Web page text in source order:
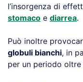
l’insorgenza di
stomaco e diarrea.
Può inoltre
globuli bianchi, in
per un periodo oltre